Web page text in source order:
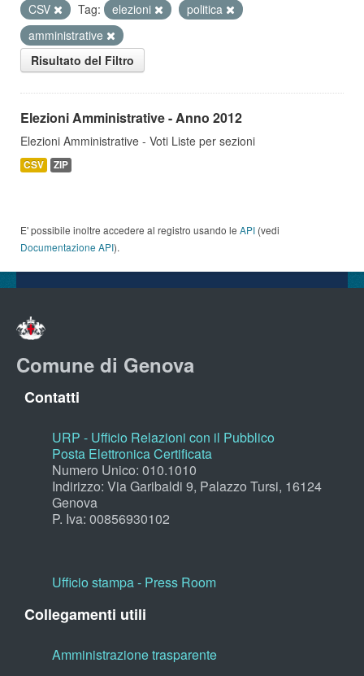
CSV
Tag: elezioni
politica
amministrative
Risultato del Filtro
Elezioni Amministrative - Anno 2012
Elezioni Amministrative - Voti Liste per sezioni
CSV ZIP
E' possibile inoltre accedere al registro usando le API (vedi
Documentazione API).
Comune di Genova
Contatti
URP - Ufficio Relazioni con il Pubblico
Posta Elettronica Certificata
Numero Unico: 010.1010
Indirizzo: Via Garibaldi 9, Palazzo Tursi, 16124
Genova
P. Iva: 00856930102
Ufficio stampa - Press Room
Collegamenti utili
Amministrazione trasparente